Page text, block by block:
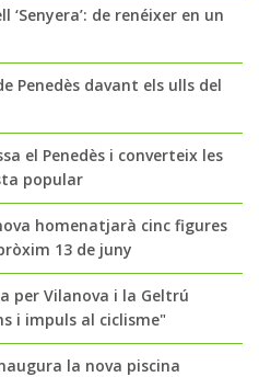
‘Senyera’: de renéixer en un
Penedès davant els ulls del
el Penedès i converteix les
popular
homenatjarà cinc figures
13 de juny
per Vilanova i la Geltrú
i impuls al ciclisme"
la nova piscina